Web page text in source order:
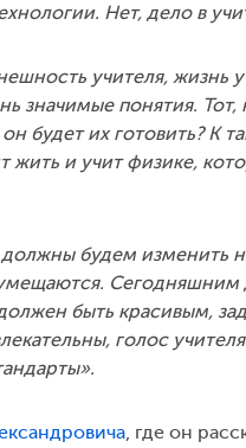
Нет, дело в
учителя, жизнь
значимые понятия.
будет их готовить? К
жить и учит физике,
будем изменить
быть красивым,
голос
, где он